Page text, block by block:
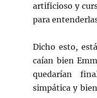
artificioso y
para
Dicho esto,
caían bien
quedarían
simpática y